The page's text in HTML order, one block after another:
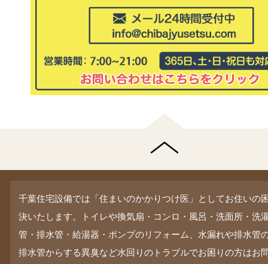
千葉住宅設備では「住まいのかかりつけ医」としてお住いの
決いたします。トイレや換気扇・コンロ・風呂・洗面所・洗
管・排水管・給湯器・ポンプのリフォーム、水漏れや排水管
排水管からする異臭など水回りのトラブルでお困りの方はお